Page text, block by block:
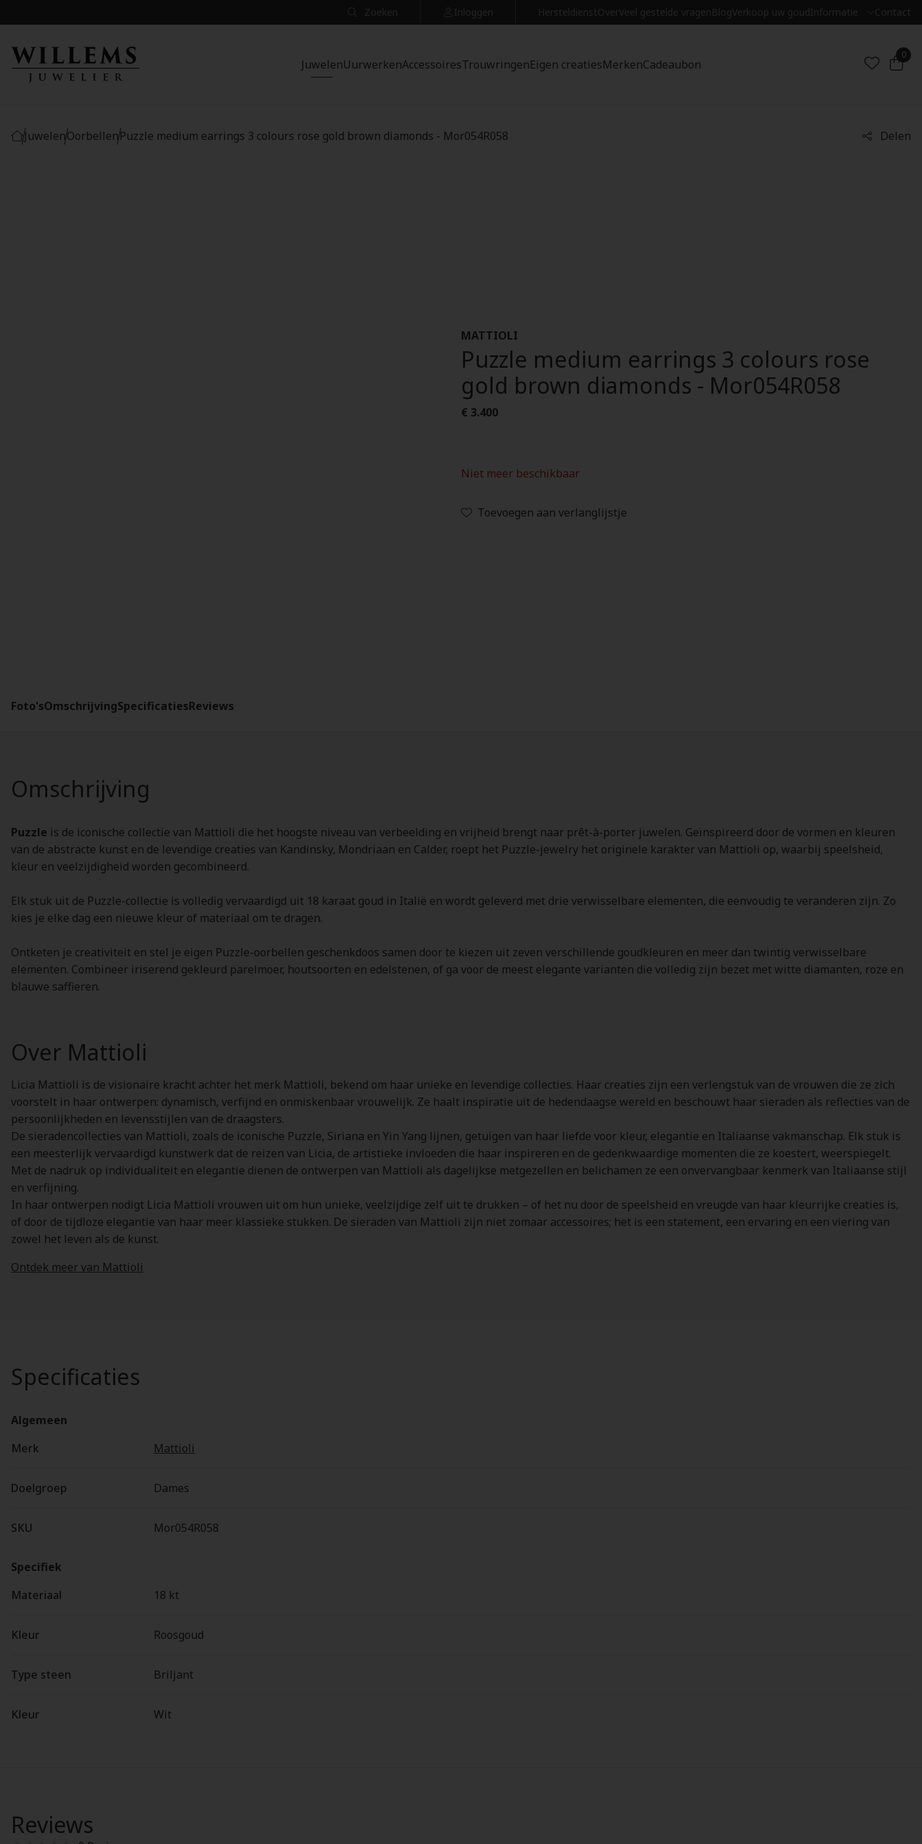
Zoeken Inloggen HersteldienstOverVeel gestelde vragenBlogVerkoop uw goudInformatie Contact
JuwelenUurwerkenAccessoiresTrouwringenEigen creatiesMerkenCadeaubon
0
JuwelenOorbellenPuzzle medium earrings 3 colours rose gold brown diamonds - Mor054R058 Delen
MATTIOLI
Puzzle medium earrings 3 colours rose
gold brown diamonds - Mor054R058
€ 3.400
Niet meer beschikbaar
Toevoegen aan verlanglijstje
Foto'sOmschrijvingSpecificatiesReviews
Omschrijving
Puzzle is de iconische collectie van Mattioli die het hoogste niveau van verbeelding en vrijheid brengt naar prêt-à-porter juwelen. Geïnspireerd door de vormen en kleuren
van de abstracte kunst en de levendige creaties van Kandinsky, Mondriaan en Calder, roept het Puzzle-jewelry het originele karakter van Mattioli op, waarbij speelsheid,
kleur en veelzijdigheid worden gecombineerd.
Elk stuk uit de Puzzle-collectie is volledig vervaardigd uit 18 karaat goud in Italië en wordt geleverd met drie verwisselbare elementen, die eenvoudig te veranderen zijn. Zo
kies je elke dag een nieuwe kleur of materiaal om te dragen.
Ontketen je creativiteit en stel je eigen Puzzle-oorbellen geschenkdoos samen door te kiezen uit zeven verschillende goudkleuren en meer dan twintig verwisselbare
elementen. Combineer iriserend gekleurd parelmoer, houtsoorten en edelstenen, of ga voor de meest elegante varianten die volledig zijn bezet met witte diamanten, roze en
blauwe saffieren.
Over Mattioli
Licia Mattioli is de visionaire kracht achter het merk Mattioli, bekend om haar unieke en levendige collecties. Haar creaties zijn een verlengstuk van de vrouwen die ze zich
voorstelt in haar ontwerpen: dynamisch, verfijnd en onmiskenbaar vrouwelijk. Ze haalt inspiratie uit de hedendaagse wereld en beschouwt haar sieraden als reflecties van de
persoonlijkheden en levensstijlen van de draagsters.
De sieradencollecties van Mattioli, zoals de iconische Puzzle, Siriana en Yin Yang lijnen, getuigen van haar liefde voor kleur, elegantie en Italiaanse vakmanschap. Elk stuk is
een meesterlijk vervaardigd kunstwerk dat de reizen van Licia, de artistieke invloeden die haar inspireren en de gedenkwaardige momenten die ze koestert, weerspiegelt.
Met de nadruk op individualiteit en elegantie dienen de ontwerpen van Mattioli als dagelijkse metgezellen en belichamen ze een onvervangbaar kenmerk van Italiaanse stijl
en verfijning.
In haar ontwerpen nodigt Licia Mattioli vrouwen uit om hun unieke, veelzijdige zelf uit te drukken – of het nu door de speelsheid en vreugde van haar kleurrijke creaties is,
of door de tijdloze elegantie van haar meer klassieke stukken. De sieraden van Mattioli zijn niet zomaar accessoires; het is een statement, een ervaring en een viering van
zowel het leven als de kunst.
Ontdek meer van Mattioli
Specificaties
Algemeen
Merk
Mattioli
Doelgroep Dames
SKU Mor054R058
Specifiek
Materiaal
18 kt
Kleur Roosgoud
Type steen Briljant
Kleur Wit
Reviews